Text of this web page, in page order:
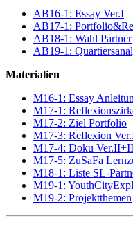
AB16-1: Essay Ver.I
AB17-1:
AB18-1: Wahl Partner
AB19-1:
Materialien
M16-1: Essay
M17-1:
M17-2: Ziel Portfolio
M17-3: Reflexion
M17-4: Doku
M17-5: ZuSaFa
M18-1: Liste SL-
M19-1:
M19-2: Projektthemen